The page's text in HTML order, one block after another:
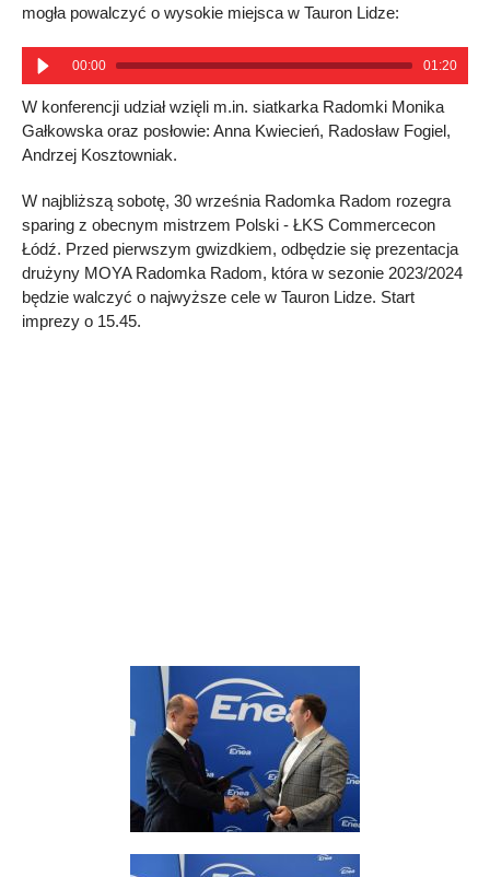
mogła powalczyć o wysokie miejsca w Tauron Lidze:
00:00 01:20
W konferencji udział wzięli m.in. siatkarka Radomki Monika
Gałkowska oraz posłowie: Anna Kwiecień, Radosław Fogiel,
Andrzej Kosztowniak.
W najbliższą sobotę, 30 września Radomka Radom rozegra
sparing z obecnym mistrzem Polski - ŁKS Commercecon
Łódź. Przed pierwszym gwizdkiem, odbędzie się prezentacja
drużyny MOYA Radomka Radom, która w sezonie 2023/2024
będzie walczyć o najwyższe cele w Tauron Lidze. Start
imprezy o 15.45.